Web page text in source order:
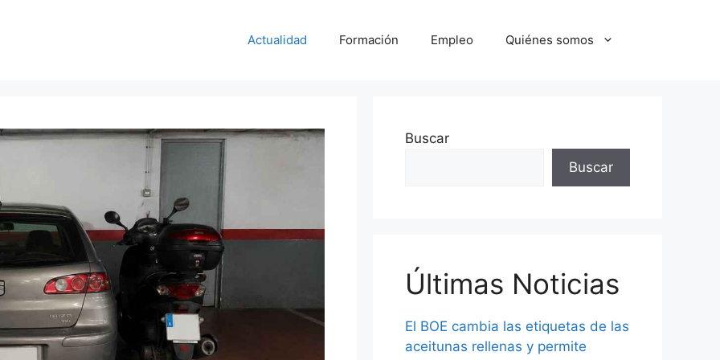
Actualidad Formación Empleo Quiénes somos
Buscar
Buscar
Últimas Noticias
El BOE cambia las etiquetas de las
aceitunas rellenas y permite